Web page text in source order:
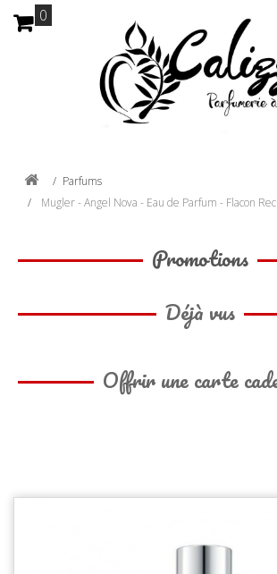
0
Parfums
Mugler - Angel Nova - Eau de Parfum - Flacon
Promotions
Déjà vus
Offrir une carte